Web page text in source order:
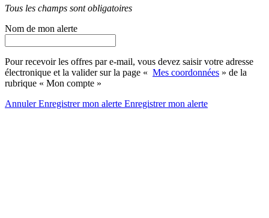
Tous les champs sont obligatoires
Nom de mon alerte
Pour recevoir les offres par e-mail, vous devez saisir votre adresse
électronique et la valider sur la page « Mes coordonnées » de la
rubrique « Mon compte »
AnnulerEnregistrer mon alerte Enregistrermon alerte